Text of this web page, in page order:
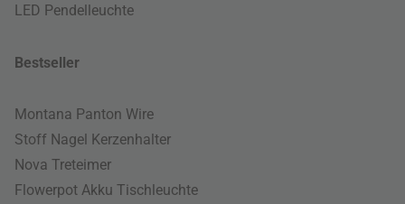
LED Pendelleuchte
Bestseller
Montana Panton Wire
Stoff Nagel Kerzenhalter
Nova Treteimer
Flowerpot Akku Tischleuchte